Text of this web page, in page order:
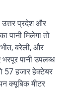
उत्तर प्रदेश और
पानी मिलेगा तो
बरेली, और
पानी उपलब्ध
57 हजार हेक्टेयर
क्यूबिक मीटर